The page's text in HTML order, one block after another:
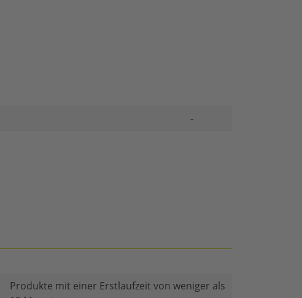
-
Produkte mit einer Erstlaufzeit von weniger als